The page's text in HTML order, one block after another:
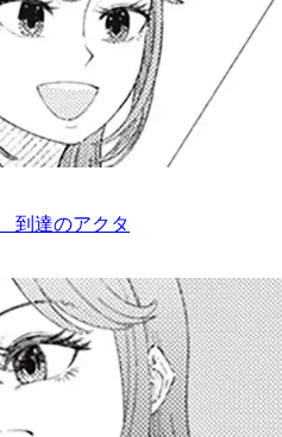
到達のアクタ